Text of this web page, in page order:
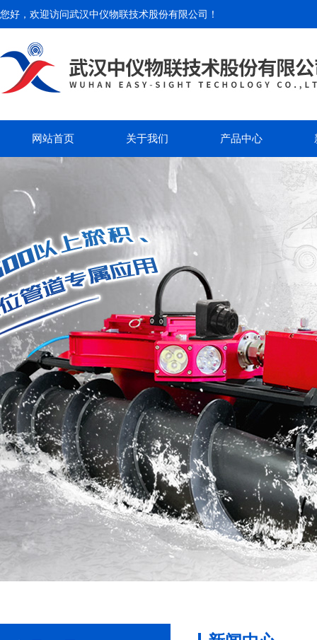
您好，欢迎访问武汉中仪物联技术股份有限公司 ！
网站首页 关于我们 产品中心